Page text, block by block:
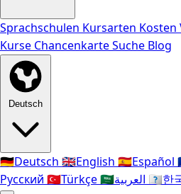
Sprachschulen Kursarten Kosten
Kurse ChancenkarteSuche Blog
Deutsch
🇩🇪Deutsch 🇬🇧English 🇪🇸Español
Русский 🇹🇷Türkçe🇸🇦 🇰🇷한